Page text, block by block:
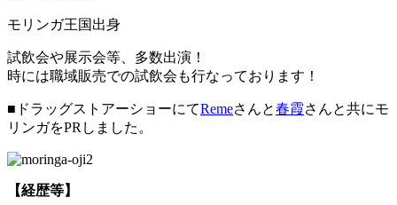
モリンガ王国出身
試飲会や展示会等、多数出演！
時には職域販売での試飲会も行なっております！
■ドラッグストアーショーにてRemeさんと春霞さんと共にモ
リンガをPRしました。
【経歴等】